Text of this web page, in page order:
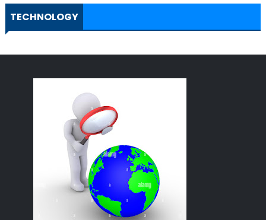
TECHNOLOGY